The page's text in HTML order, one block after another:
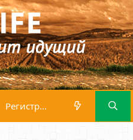
Регистрация